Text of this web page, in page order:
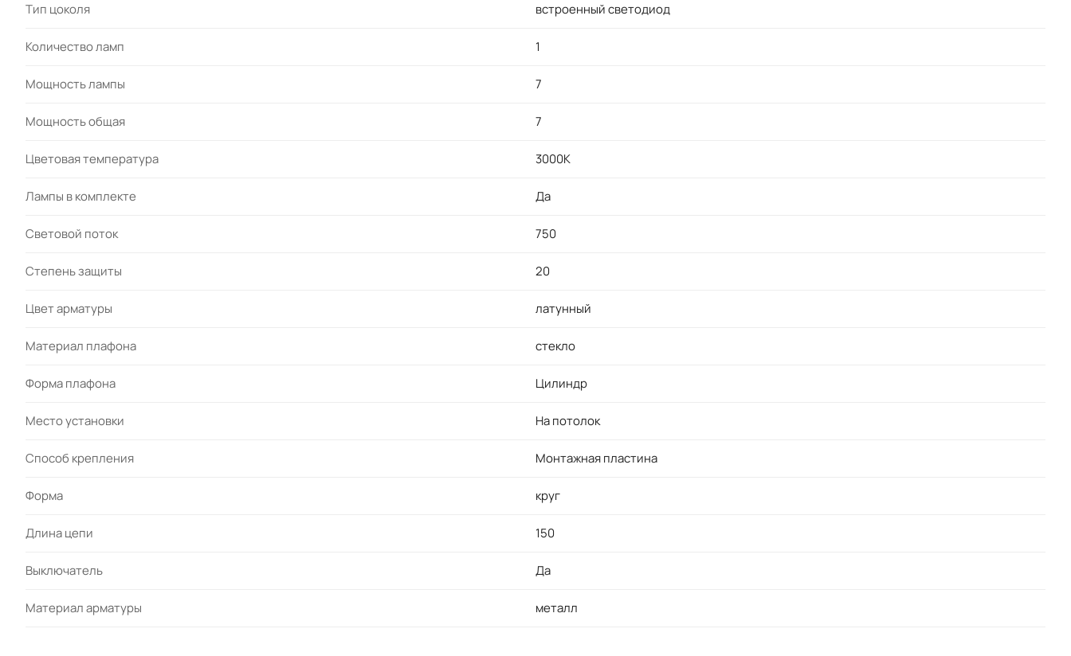
Тип цоколя встроенный светодиод
Количество ламп 1
Мощность лампы 7
Мощность общая 7
Цветовая температура 3000K
Лампы в комплекте Да
Световой поток 750
Степень защиты 20
Цвет арматуры латунный
Материал плафона стекло
Форма плафона Цилиндр
Место установки На потолок
Cпособ крепления Монтажная пластина
Форма круг
Длина цепи 150
Выключатель Да
Материал арматуры металл